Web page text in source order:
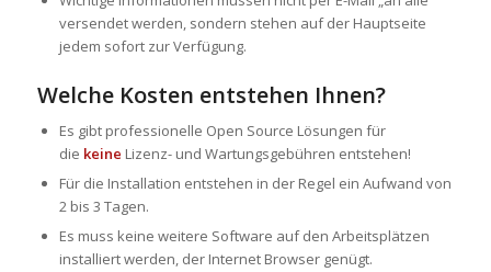
versendet werden, sondern stehen auf der Hauptseite
jedem sofort zur Verfügung.
Welche Kosten entstehen Ihnen?
Es gibt professionelle Open Source Lösungen für
die keine Lizenz- und Wartungsgebühren entstehen!
Für die Installation entstehen in der Regel ein Aufwand von
2 bis 3 Tagen.
Es muss keine weitere Software auf den Arbeitsplätzen
installiert werden, der Internet Browser genügt.